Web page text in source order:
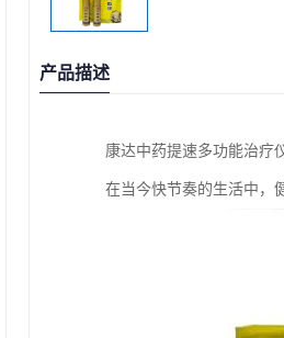
产品描述
康达中药提速多功能治疗
在当今快节奏的生活中，